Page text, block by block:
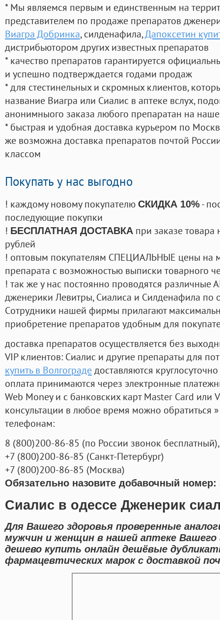
* Мы являемся первым и единственным на
представителем по продаже препаратов
Виагра Добринка, силденафила,Дапоксетин
дистрибьютором других известных препаратов
* качество препаратов гарантируется
и успешно подтверждается годами продаж
* для стестинельных и скромных клиентов,
название Виагра или Сиалис в аптеке вслух,
анонимныого заказа любого препаратан на
* быстрая и удобная доставка курьером по
же возможна доставка препаратов почтой
классом
Покупать у нас выгодно
! каждому новому покупателю СКИДКА 10%-
последующие покупки
! БЕСПЛАТНАЯ ДОСТАВКА при заказе
рублей
! оптовым покупателям СПЕЦИАЛЬНЫЕ цены на
препарата с возможностью выписки товарного
! так же у нас постоянно проводятся
дженерики Левитры, Сиалиса и Силденафила по
Cотрудники нашей фирмы прилагают
приобретение препаратов удобным для
доставка препаратов осуществляется без
VIP клиентов: Сиалис и другие препараты для
купить в Волгоградедоставляются круглосуточно
оплата принимаются через электронные
Web Money и с банковских карт Master Card или
консультации в любое время можно обратиться
телефонам:
8 (800)200-86-85 (по России звонок бесплатный),
+7 (800)200-86-85 (Санкт-Петербург)
+7 (800)200-86-85 (Москва)
Обязательно назовите добавочный номер:
Сиалис в одессе Дженерик
Для Вашего здоровья проверенные
мужчин и женщин в нашей аптеке
дешево купить онлайн дешёвые
фармацевтических марок с доставкой